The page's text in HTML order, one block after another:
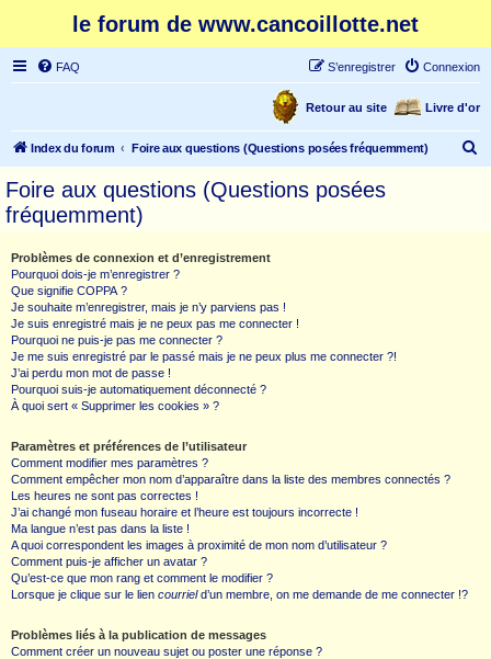
le forum de www.cancoillotte.net
FAQ Connexion
S’enregistrer
Livre d'or
Retour au site
Index du forum Foire aux questions (Questions posées fréquemment)
Foire aux questions (Questions posées
fréquemment)
Problèmes de connexion et d’enregistrement
Pourquoi dois-je m’enregistrer ?
Que signifie COPPA ?
Je souhaite m’enregistrer, mais je n’y parviens pas !
Je suis enregistré mais je ne peux pas me connecter !
Pourquoi ne puis-je pas me connecter ?
Je me suis enregistré par le passé mais je ne peux plus me connecter ?!
J’ai perdu mon mot de passe !
Pourquoi suis-je automatiquement déconnecté ?
À quoi sert « Supprimer les cookies » ?
Paramètres et préférences de l’utilisateur
Comment modifier mes paramètres ?
Comment empêcher mon nom d’apparaître dans la liste des membres connectés ?
Les heures ne sont pas correctes !
J’ai changé mon fuseau horaire et l’heure est toujours incorrecte !
Ma langue n’est pas dans la liste !
A quoi correspondent les images à proximité de mon nom d’utilisateur ?
Comment puis-je afficher un avatar ?
Qu’est-ce que mon rang et comment le modifier ?
Lorsque je clique sur le lien courrield’un membre, on me demande de me connecter !?
Problèmes liés à la publication de messages
Comment créer un nouveau sujet ou poster une réponse ?